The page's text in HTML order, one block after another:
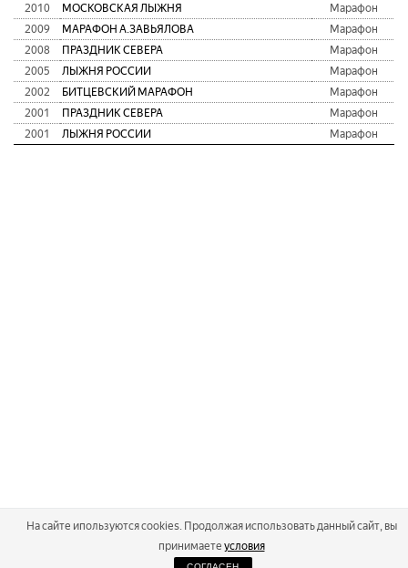
2010
МОСКОВСКАЯ ЛЫЖНЯ
Марафон
2009
МАРАФОН А.ЗАВЬЯЛОВА
Марафон
2008
ПРАЗДНИК СЕВЕРА
Марафон
2005
ЛЫЖНЯ РОССИИ
Марафон
2002
БИТЦЕВСКИЙ МАРАФОН
Марафон
2001
ПРАЗДНИК СЕВЕРА
Марафон
2001
ЛЫЖНЯ РОССИИ Марафон
На сайте ипользуются cookies. Продолжая использовать данный сайт, вы
принимаете условия